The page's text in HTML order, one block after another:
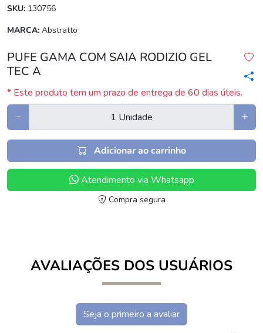
SKU: 130756
MARCA: Abstratto
PUFE GAMA COM SAIA RODIZIO GEL
TEC A
* Este produto tem um prazo de entrega de 60 dias úteis.
Adicionar ao carrinho
Atendimento via Whatsapp
Compra segura
AVALIAÇÕES DOS USUÁRIOS
Seja o primeiro a avaliar